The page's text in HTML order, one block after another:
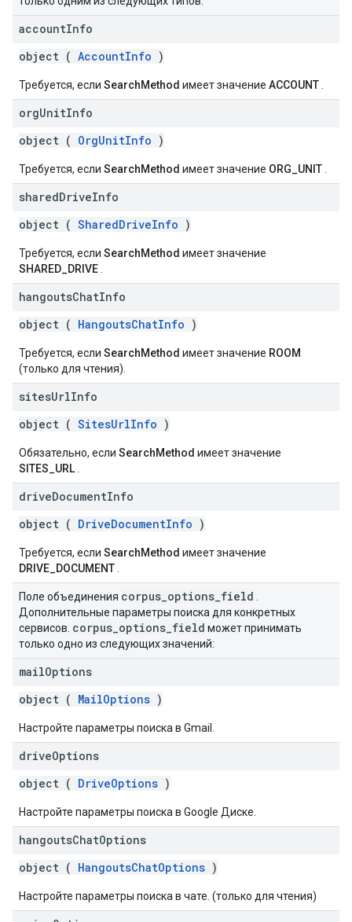
accountInfo
object ( AccountInfo )
Требуется, если SearchMethod имеет значение ACCOUNT
orgUnitInfo
object ( OrgUnitInfo )
Требуется, если SearchMethod имеет значение ORG_UNIT
sharedDriveInfo
object ( SharedDriveInfo )
Требуется, если SearchMethod имеет значение
SHARED_DRIVE
hangoutsChatInfo
object ( HangoutsChatInfo )
Требуется, если SearchMethod имеет значение ROOM
(только для чтения).
sitesUrlInfo
object ( SitesUrlInfo )
Обязательно, если SearchMethod имеет значение
SITES_URL
driveDocumentInfo
object ( DriveDocumentInfo )
Требуется, если SearchMethod имеет значение
DRIVE_DOCUMENT
Поле объединения corpus options field
Дополнительные параметры поиска для конкретных
сервисов. corpus options field может принимать
только одно из следующих значений:
mailOptions
object ( MailOptions )
Настройте параметры поиска в Gmail.
driveOptions
object ( DriveOptions )
Настройте параметры поиска в Google Диске.
hangoutsChatOptions
object ( HangoutsChatOptions )
Настройте параметры поиска в чате. (только для чтения)